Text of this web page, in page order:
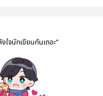
ใจนักเขียนกันเถอะ”